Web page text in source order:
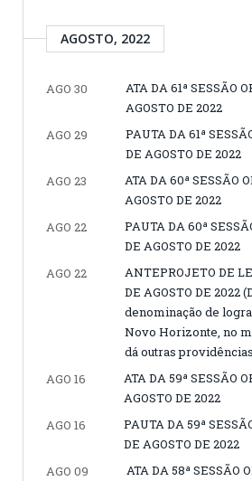
AGOSTO, 2022
AGO 30
ATA DA 61ª SESSÃO
AGOSTO DE 2022
AGO 29
PAUTA DA 61ª
DE AGOSTO DE 2022
AGO 23
ATA DA 60ª SESSÃO
AGOSTO DE 2022
AGO 22
PAUTA DA 60ª
DE AGOSTO DE 2022
AGO 22
ANTEPROJETO DE
DE AGOSTO DE 2022
denominação de
Novo Horizonte, no
dá outras
AGO 16
ATA DA 59ª SESSÃO
AGOSTO DE 2022
AGO 16
PAUTA DA 59ª
DE AGOSTO DE 2022
AGO 09
ATA DA 58ª SESSÃO